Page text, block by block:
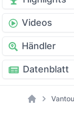
Videos
Händler
Datenblatt